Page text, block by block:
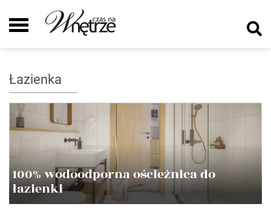
Łazienka
100% wodoodporna ościeżnica do
łazienki